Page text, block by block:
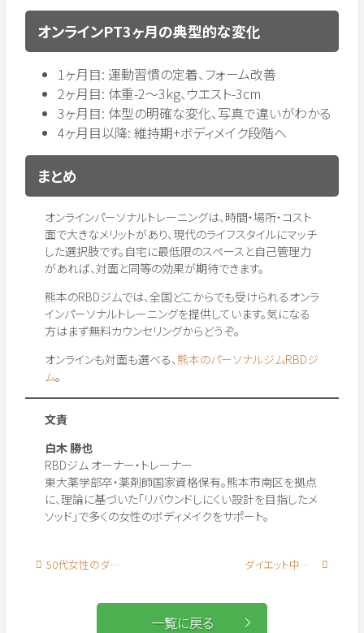
オンラインPT3ヶ月の典型的な変化
1ヶ月目: 運動習慣の定着、フォーム改善
2ヶ月目: 体重-2〜3kg、ウエスト-3cm
3ヶ月目: 体型の明確な変化、写真で違いがわかる
4ヶ月目以降: 維持期+ボディメイク段階へ
まとめ
オンラインパーソナルトレーニングは、時間・場所・コスト
面で大きなメリットがあり、現代のライフスタイルにマッチ
した選択肢です。自宅に最低限のスペースと自己管理力
があれば、対面と同等の効果が期待できます。
熊本のRBDジムでは、全国どこからでも受けられるオンラ
インパーソナルトレーニングを提供しています。気になる
方はまず無料カウンセリングからどうぞ。
オンラインも対面も選べる、熊本のパーソナルジムRBDジ
ム。
文責
白木 勝也
RBDジム オーナー・トレーナー
東大薬学部卒・薬剤師国家資格保有。熊本市南区を拠点
に、理論に基づいた「リバウンドしにくい設計を目指したメ
ソッド」で多くの女性のボディメイクをサポート。
50代女性のダイエット成功法 | 更年期太りを解消する筋トレと食事のコツ ダイエット中でも食べられるおやつ10選 | 我慢しない間食術
一覧に戻る